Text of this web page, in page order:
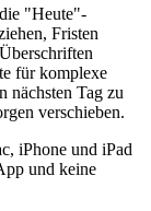
"Heute"-
Fristen
für komplexe
nächsten Tag zu
verschieben.
iPhone und iPad
und keine